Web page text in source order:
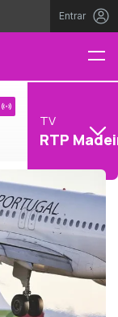
Entrar
TV
RTP